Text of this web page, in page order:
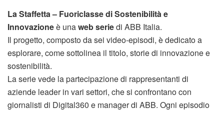
La Staffetta – Fuoriclasse di Sostenibilità e
Innovazioneè unaweb seriedi ABB Italia.
Il progetto, composto da sei video-episodi, è dedicato a
esplorare, come sottolinea il titolo, storie di innovazione e
sostenibilità.
La serie vede la partecipazione di rappresentanti di
aziende leader in vari settori, che si confrontano con
giornalisti di Digital360 e manager di ABB. Ogni episodio